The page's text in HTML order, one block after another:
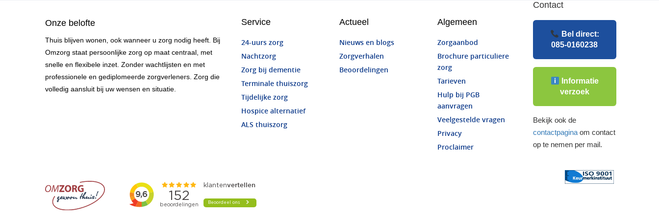
Onze belofte
Thuis blijven wonen, ook wanneer u zorg nodig heeft. Bij
Omzorg staat persoonlijke zorg op maat centraal, met
snelle en flexibele inzet. Zonder wachtlijsten en met
professionele en gediplomeerde zorgverleners. Zorg die
volledig aansluit bij uw wensen en situatie.
Service
24-uurs zorg
Nachtzorg
Zorg bij dementie
Terminale thuiszorg
Tijdelijke zorg
Hospice alternatief
ALS thuiszorg
Actueel
Nieuws en blogs
Zorgverhalen
Beoordelingen
Algemeen
Zorgaanbod
Brochure particuliere
zorg
Tarieven
Hulp bij PGB
aanvragen
Veelgestelde vragen
Privacy
Proclaimer
Contact
Bel direct:
085-0160238
Informatie
verzoek
Bekijk ook de
contactpaginaom contact
op te nemen per mail.